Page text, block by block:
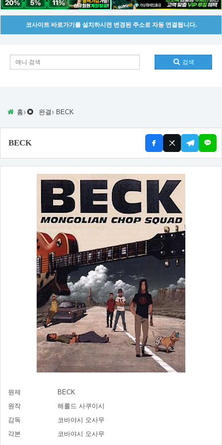
코사이트 바로가기를 설치하시면 변경된 주소로 자동 연결됩니다.
검색
홈› 완결 › BECK
BECK
원제
BECK
원작
해롤드 사쿠이시
감독
코바야시 오사무
각본
코바야시 오사무